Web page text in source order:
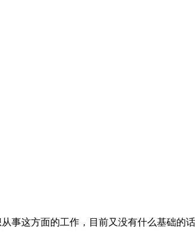
事这方面的工作，目前又没有什么基础的